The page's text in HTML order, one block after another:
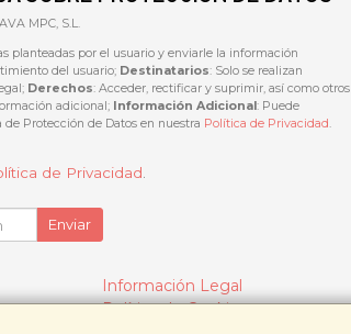
MPC, S.L.
planteadas por el usuario y enviarle la información
del usuario; Destinatarios: Solo se realizan
Derechos: Acceder, rectificar y suprimir, así como otros
adicional; Información Adicional: Puede
Protección de Datos en nuestra Política de Privacidad
de Privacidad
Enviar
Información Legal
Política de Cookies